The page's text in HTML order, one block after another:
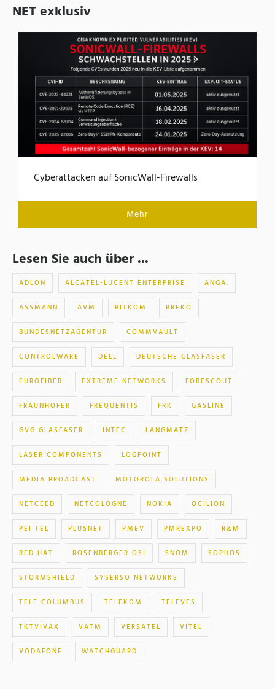
NET exklusiv
Cyberattacken auf SonicWall-Firewalls
Mehr
Lesen Sie auch über ...
ADLON ALCATEL-LUCENT ENTERPRISE ANGA.
ASSMANN AVM BITKOM BREKO
BUNDESNETZAGENTUR COMMVAULT
CONTROLWARE DELL DEUTSCHE GLASFASER
EUROFIBER EXTREME NETWORKS FORESCOUT
FRAUNHOFER FREQUENTIS FRK GASLINE
GVG GLASFASER INTEC LANGMATZ
LASER COMPONENTS LOGPOINT
MEDIA BROADCAST MOTOROLA SOLUTIONS
NETCEED NETCOLOGNE NOKIA OCILION
PEI TEL PLUSNET PMEV PMREXPO R&M
RED HAT ROSENBERGER OSI SNOM SOPHOS
STORMSHIELD SYSERSO NETWORKS
TELE COLUMBUS TELEKOM TELEVES
TKTVIVAX VATM VERSATEL VITEL
VODAFONE WATCHGUARD